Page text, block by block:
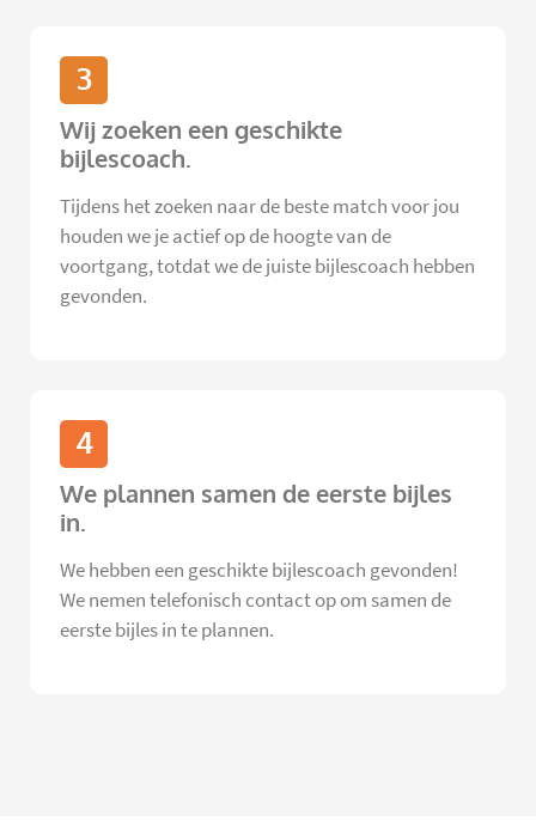
3
Wij zoeken een geschikte
bijlescoach.
Tijdens het zoeken naar de beste match voor jou
houden we je actief op de hoogte van de
voortgang, totdat we de juiste bijlescoach hebben
gevonden.
4
We plannen samen de eerste bijles
in.
We hebben een geschikte bijlescoach gevonden!
We nemen telefonisch contact op om samen de
eerste bijles in te plannen.